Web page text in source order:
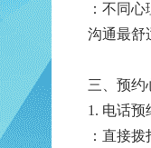
：不同
沟通最舒
三、预约
1. 电话预
：直接